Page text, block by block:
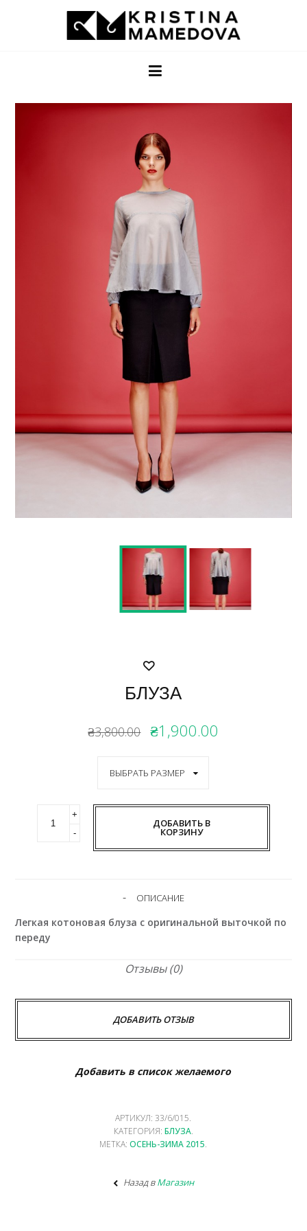
БЛУЗА
₴3,800.00 ₴1,900.00
ДОБАВИТЬ В
КОРЗИНУ
ОПИСАНИЕ
Легкая котоновая блуза с оригинальной выточкой по
переду
Отзывы (0)
ДОБАВИТЬ ОТЗЫВ
Добавить в список желаемого
АРТИКУЛ:33/6/015.
КАТЕГОРИЯ: БЛУЗА.
МЕТКА:ОСЕНЬ-ЗИМА 2015.
Назад вМагазин